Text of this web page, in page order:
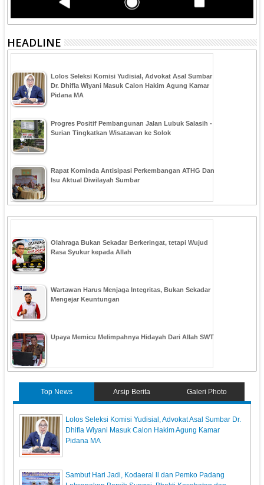
HEADLINE
‎Lolos Seleksi Komisi Yudisial, Advokat Asal Sumbar
Dr. Dhifla Wiyani Masuk Calon Hakim Agung Kamar
Pidana MA
Progres Positif Pembangunan Jalan Lubuk Salasih -
Surian Tingkatkan Wisatawan ke Solok
Rapat Kominda Antisipasi Perkembangan ATHG Dan
Isu Aktual Diwilayah Sumbar
Olahraga Bukan Sekadar Berkeringat, tetapi Wujud
Rasa Syukur kepada Allah
Wartawan Harus Menjaga Integritas, Bukan Sekadar
Mengejar Keuntungan
Upaya Memicu Melimpahnya Hidayah Dari Allah SWT
Top News Arsip Berita Galeri Photo
‎Lolos Seleksi Komisi Yudisial, Advokat Asal Sumbar Dr.
Dhifla Wiyani Masuk Calon Hakim Agung Kamar
Pidana MA
Sambut Hari Jadi, Kodaeral ll dan Pemko Padang